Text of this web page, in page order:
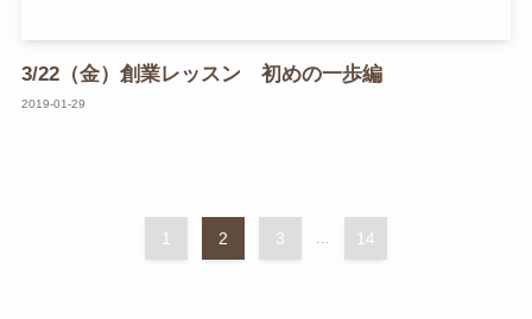
3/22（金）創業レッスン 初めの一歩編
2019-01-29
1 2 3 ... 14